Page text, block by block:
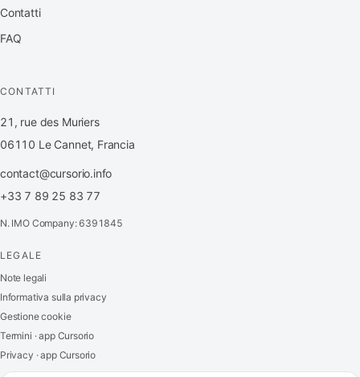
Contatti
FAQ
CONTATTI
21, rue des Muriers
06110 Le Cannet, Francia
contact@cursorio.info
+33 7 89 25 83 77
N. IMO Company: 6391845
LEGALE
Note legali
Informativa sulla privacy
Gestione cookie
Termini · app Cursorio
Privacy · app Cursorio